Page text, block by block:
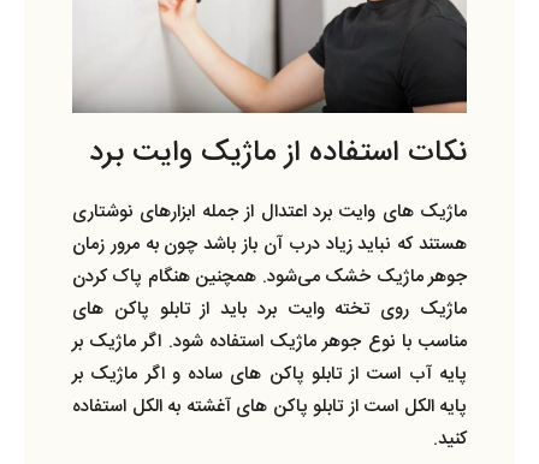
نکات استفاده از ماژیک وایت برد
ماژیک‌ های وایت برد اعتدال از جمله ابزارهای نوشتاری
هستند که نباید زیاد درب آن باز باشد چون به مرور زمان
جوهر ماژیک خشک می‌شود. همچنين هنگام پاک کردن
ماژیک روی تخته وایت برد باید از تابلو پاکن های
مناسب با نوع جوهر ماژیک استفاده شود‌.‌ اگر ماژیک بر
پایه آب است از تابلو پاکن های ساده و اگر ماژیک بر
پایه الکل است از تابلو پاکن های آغشته به الکل استفاده
کنید.